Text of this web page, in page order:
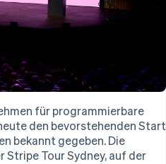
Reisen und
auf
der
um
gestützte
So
und
von
Agenten
Roadmap
für programmierbare
den bevorstehenden Start
bekannt gegeben. Die
Tour Sydney, auf der